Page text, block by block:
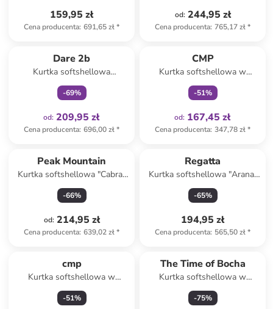
159,95 zł
Cena producenta: 691,65 zł*
od: 244,95 zł
Cena producenta: 765,17 zł*
Dare 2b
Kurtka softshellowa
"Mountaineer" w kolorze
niebieskoszaro-granatowym
-69%
od: 209,95 zł
Cena producenta: 696,00 zł*
CMP
Kurtka softshellowa w
kolorze beżowo-czarnym
-51%
od: 167,45 zł
Cena producenta: 347,78 zł*
Peak Mountain
Kurtka softshellowa "Cabra"
w kolorze niebieskim
-66%
od: 214,95 zł
Cena producenta: 639,02 zł*
Regatta
Kurtka softshellowa "Arana"
w kolorze khaki
-65%
194,95 zł
Cena producenta: 565,50 zł*
cmp
Kurtka softshellowa w
kolorze czarnym
-51%
The Time of Bocha
Kurtka softshellowa w
kolorze czarnym
-75%